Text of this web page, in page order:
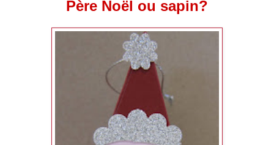
Père Noël ou sapin?